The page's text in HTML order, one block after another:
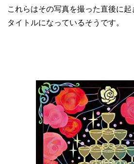
これらはその写真を撮った直後に
タイトルになっているそうです。